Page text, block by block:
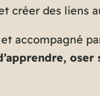
créer des liens
accompagné